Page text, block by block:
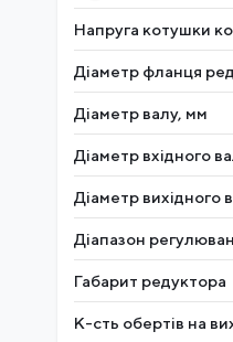
Напруга котушки
Діаметр фланця
Діаметр валу, мм
Діаметр вхідного
Діаметр вихідного
Діапазон
Габарит редуктора
К-сть обертів на